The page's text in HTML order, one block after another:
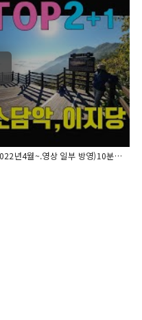
#86.(kbs2박원숙의 같이 삽시다_옥천편/2022년4월~.영상 일부 방영)10분만 걸으면 구름바다를 볼수 있는 곳. 일출 명소.옥천여행.장령산 용암사 운해,이지당,부소담악.